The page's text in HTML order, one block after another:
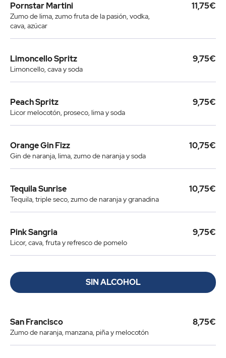
Pornstar Martini
Zumo de lima, zumo fruta de la pasión, vodka,
cava, azúcar
11,75€
Limoncello Spritz
Limoncello, cava y soda
9,75€
Peach Spritz
Licor melocotón, proseco, lima y soda
9,75€
Orange Gin Fizz
Gin de naranja, lima, zumo de naranja y soda
10,75€
Tequila Sunrise
Tequila, triple seco, zumo de naranja y granadina
10,75€
Pink Sangria
Licor, cava, fruta y refresco de pomelo
9,75€
SIN ALCOHOL
San Francisco
Zumo de naranja, manzana, piña y melocotón
8,75€